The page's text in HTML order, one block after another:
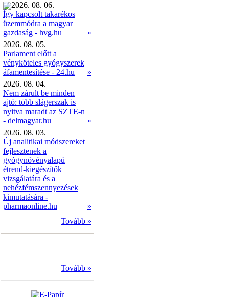
2026. 08. 06.
Így kapcsolt takarékos
üzemmódra a magyar
gazdaság - hvg.hu
»
2026. 08. 05.
Parlament előtt a
vényköteles gyógyszerek
áfamentesítése - 24.hu
»
2026. 08. 04.
Nem zárult be minden
ajtó: több slágerszak is
nyitva maradt az SZTE-n
- delmagyar.hu
»
2026. 08. 03.
Új analitikai módszereket
fejlesztenek a
gyógynövényalapú
étrend-kiegészítők
vizsgálatára és a
nehézfémszennyezések
kimutatására -
pharmaonline.hu
»
Tovább »
Tovább »